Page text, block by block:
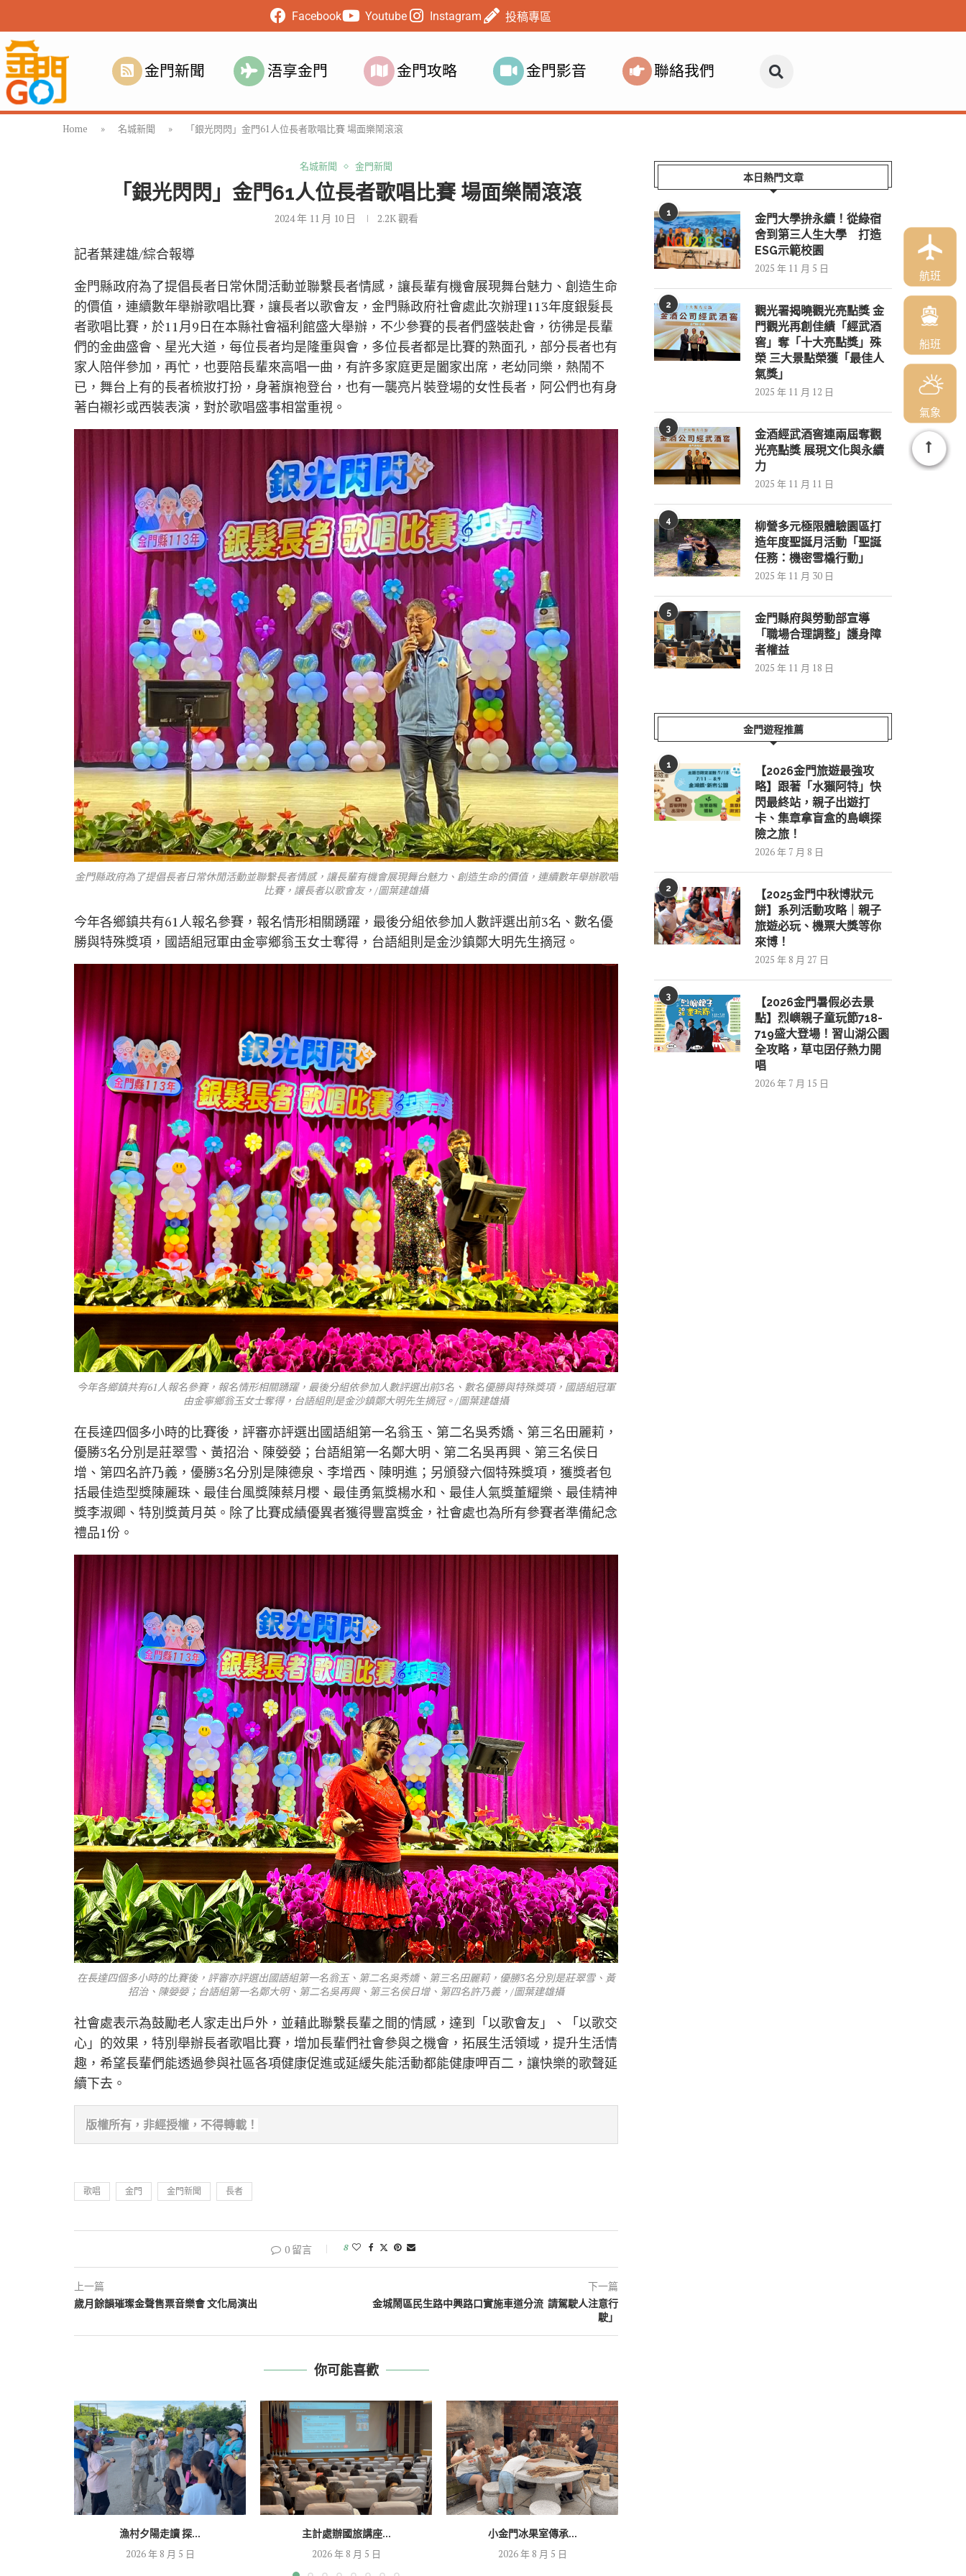
Facebook Youtube Instagram 投稿專區
金門新聞 浯享金門 金門攻略 金門影音 聯絡我們
Home » 名城新聞 » 「銀光閃閃」金門61人位長者歌唱比賽 場面樂鬧滾滾
名城新聞 金門新聞
「銀光閃閃」金門61人位長者歌唱比賽 場面樂鬧滾滾
2024 年 11 月 10 日 2.2K觀看
記者葉建雄/綜合報導
金門縣政府為了提倡長者日常休閒活動並聯繫長者情感，讓長輩有機會展現舞台魅力、創造生命
的價值，連續數年舉辦歌唱比賽，讓長者以歌會友，金門縣政府社會處此次辦理113年度銀髮長
者歌唱比賽，於11月9日在本縣社會福利館盛大舉辦，不少參賽的長者們盛裝赴會，彷彿是長輩
們的金曲盛會、星光大道，每位長者均是隆重與會，多位長者都是比賽的熟面孔，部分長者也有
家人陪伴參加，再忙，也要陪長輩來高唱一曲，有許多家庭更是闔家出席，老幼同樂，熱鬧不
已，舞台上有的長者梳妝打扮，身著旗袍登台，也有一襲亮片裝登場的女性長者，阿公們也有身
著白襯衫或西裝表演，對於歌唱盛事相當重視。
金門縣政府為了提倡長者日常休閒活動並聯繫長者情感，讓長輩有機會展現舞台魅力、創造生命的價值，連續數年舉辦歌唱
比賽，讓長者以歌會友，/圖葉建雄攝
今年各鄉鎮共有61人報名參賽，報名情形相關踴躍，最後分組依參加人數評選出前3名、數名優
勝與特殊獎項，國語組冠軍由金寧鄉翁玉女士奪得，台語組則是金沙鎮鄭大明先生摘冠。
今年各鄉鎮共有61人報名參賽，報名情形相關踴躍，最後分組依參加人數評選出前3名、數名優勝與特殊獎項，國語組冠軍
由金寧鄉翁玉女士奪得，台語組則是金沙鎮鄭大明先生摘冠。/圖葉建雄攝
在長達四個多小時的比賽後，評審亦評選出國語組第一名翁玉、第二名吳秀嬌、第三名田麗莉，
優勝3名分別是莊翠雪、黃招治、陳嫈嫈；台語組第一名鄭大明、第二名吳再興、第三名侯日
增、第四名許乃義，優勝3名分別是陳德泉、李增西、陳明進；另頒發六個特殊獎項，獲獎者包
括最佳造型獎陳麗珠、最佳台風獎陳蔡月櫻、最佳勇氣獎楊水和、最佳人氣獎董耀樂、最佳精神
獎李淑卿、特別獎黃月英。除了比賽成績優異者獲得豐富獎金，社會處也為所有參賽者準備紀念
禮品1份。
在長達四個多小時的比賽後，評審亦評選出國語組第一名翁玉、第二名吳秀嬌、第三名田麗莉，優勝3名分別是莊翠雪、黃
招治、陳嫈嫈；台語組第一名鄭大明、第二名吳再興、第三名侯日增、第四名許乃義，/圖葉建雄攝
社會處表示為鼓勵老人家走出戶外，並藉此聯繫長輩之間的情感，達到「以歌會友」、「以歌交
心」的效果，特別舉辦長者歌唱比賽，增加長輩們社會參與之機會，拓展生活領域，提升生活情
趣，希望長輩們能透過參與社區各項健康促進或延緩失能活動都能健康呷百二，讓快樂的歌聲延
續下去。
版權所有，非經授權，不得轉載！
歌唱 金門 金門新聞 長者
0 留言 8
上一篇
歲月餘韻璀璨金聲售票音樂會 文化局演出
下一篇
金城鬧區民生路中興路口實施車道分流 請駕駛人注意行
駛」
你可能喜歡
漁村夕陽走讀 探...
2026 年 8 月 5 日
主計處辦國旅講座...
2026 年 8 月 5 日
小金門冰果室傳承...
2026 年 8 月 5 日
本日熱門文章
1
金門大學拚永續！從綠宿
舍到第三人生大學 打造
ESG示範校園
2025 年 11 月 5 日
2
觀光署揭曉觀光亮點獎 金
門觀光再創佳績「經武酒
窖」奪「十大亮點獎」殊
榮 三大景點榮獲「最佳人
氣獎」
2025 年 11 月 12 日
3
金酒經武酒窖連兩屆奪觀
光亮點獎 展現文化與永續
力
2025 年 11 月 11 日
4
柳營多元極限體驗園區打
造年度聖誕月活動「聖誕
任務：機密雪橇行動」
2025 年 11 月 30 日
5
金門縣府與勞動部宣導
「職場合理調整」護身障
者權益
2025 年 11 月 18 日
金門遊程推薦
1
【2026金門旅遊最強攻
略】跟著「水獺阿特」快
閃最終站，親子出遊打
卡、集章拿盲盒的島嶼探
險之旅！
2026 年 7 月 8 日
2
【2025金門中秋博狀元
餅】系列活動攻略｜親子
旅遊必玩、機票大獎等你
來博！
2025 年 8 月 27 日
3
【2026金門暑假必去景
點】烈嶼親子童玩節718-
719盛大登場！習山湖公園
全攻略，草屯囝仔熱力開
唱
2026 年 7 月 15 日
航班
船班
氣象